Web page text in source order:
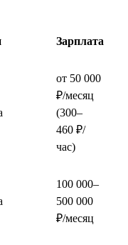
Зарплата
от 50 000
₽/месяц
(300–
460 ₽/
час)
100 000–
500 000
₽/месяц